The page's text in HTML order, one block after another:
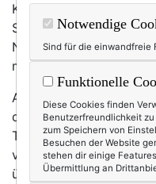
Kosmetikkonzerns
Selbstbewusstsein,
Nach der richtigen
mir selbst. Weil ich es
Aber mal ehrlich: Wie
denn wirklich wert?
Treiben mancher
verfolge. Da wird auf
über Selbstliebe und
Notwendige
Sind für die einwandfreie
Funktionelle
Diese Cookies finden
Benutzerfreundlichkeit
zum Speichern von
Besuchen der Website
stehen dir einige
Übermittlung an